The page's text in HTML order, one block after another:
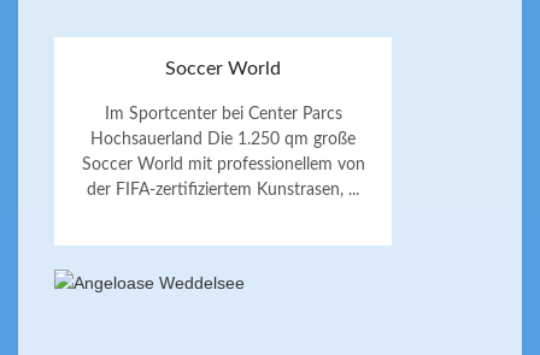
Soccer World
Im Sportcenter bei Center Parcs
Hochsauerland Die 1.250 qm große
Soccer World mit professionellem von
der FIFA-zertifiziertem Kunstrasen, ...